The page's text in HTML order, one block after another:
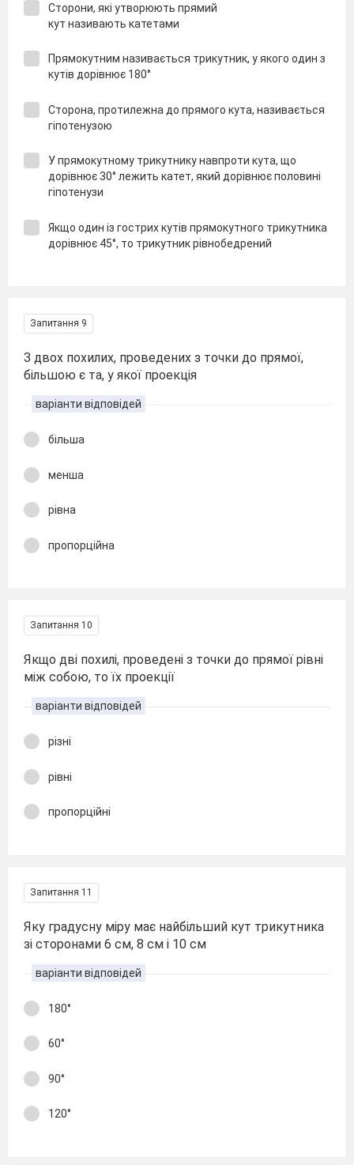
Сторони, які утворюють прямий
кут називають катетами
Прямокутним називається трикутник, у якого один з
кутів дорівнює 180°
Сторона, протилежна до прямого кута, називається
гіпотенузою
У прямокутному трикутнику навпроти кута, що
дорівнює 30° лежить катет, який дорівнює половині
гіпотенузи
Якщо один із гострих кутів прямокутного трикутника
дорівнює 45°, то трикутник рівнобедрений
Запитання 9
З двох похилих, проведених з точки до прямої,
більшою є та, у якої проекція
варіанти відповідей
більша
менша
рівна
пропорційна
Запитання 10
Якщо дві похилі, проведені з точки до прямої рівні
між собою, то їх проекції
варіанти відповідей
різні
рівні
пропорційні
Запитання 11
Яку градусну міру має найбільший кут трикутника
зі сторонами 6 см, 8 см і 10 см
варіанти відповідей
180°
60°
90°
120°